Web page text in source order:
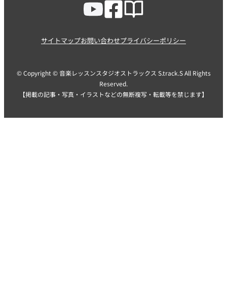
サイトマップお問い合わせプライバシーポリシー
© Copyright © 音楽レッスンスタジオストラックス S.track.S All Rights
Reserved.
【掲載の記事・写真・イラストなどの無断複写・転載等を禁じます】